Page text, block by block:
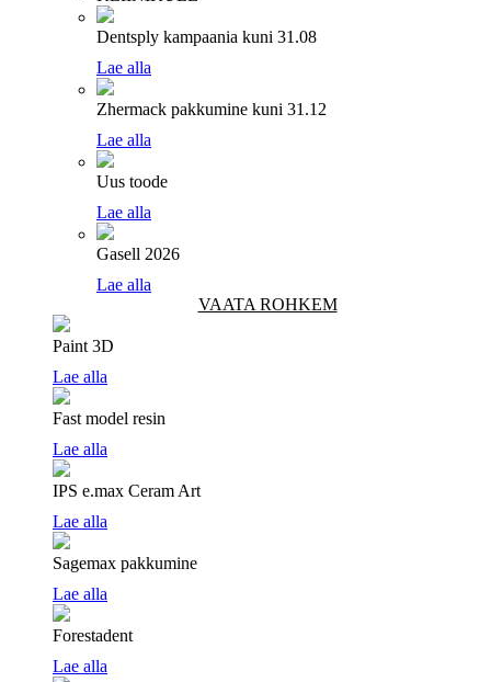
Dentsply kampaania kuni 31.08
Lae alla
Zhermack pakkumine kuni 31.12
Lae alla
Uus toode
Lae alla
Gasell 2026
Lae alla
VAATA ROHKEM
Paint 3D
Lae alla
Fast model resin
Lae alla
IPS e.max Ceram Art
Lae alla
Sagemax pakkumine
Lae alla
Forestadent
Lae alla